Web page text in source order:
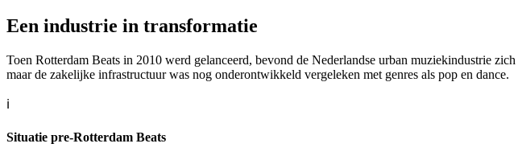
Een industrie in transformatie
Toen Rotterdam Beats in 2010 werd gelanceerd, bevond de Nederlandse urban muziekindustrie
maar de zakelijke infrastructuur was nog onderontwikkeld vergeleken met genres als pop en dance.
ℹ️
Situatie pre-Rotterdam Beats